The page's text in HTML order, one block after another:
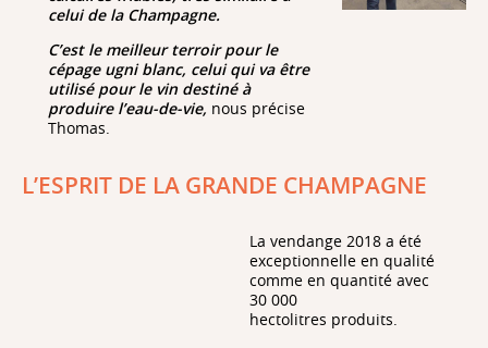
celui de la Champagne.
C’est le meilleur terroir pour le
cépage ugni blanc, celui qui va être
utilisé pour le vin destiné à
produire l’eau-de-vie, nous précise
Thomas.
L’ESPRIT DE LA GRANDE CHAMPAGNE
La vendange 2018 a été
exceptionnelle en qualité
comme en quantité avec
30 000
hectolitres produits.